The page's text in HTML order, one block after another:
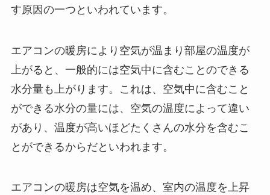
す原因の一つといわれています。
エアコンの暖房により空気が温まり部屋の温度が
上がると、一般的には空気中に含むことのできる
水分量も上がります。これは、空気中に含むこと
ができる水分の量には、空気の温度によって違い
があり、温度が高いほどたくさんの水分を含むこ
とができるからだといわれます。
エアコンの暖房は空気を温め、室内の温度を上昇